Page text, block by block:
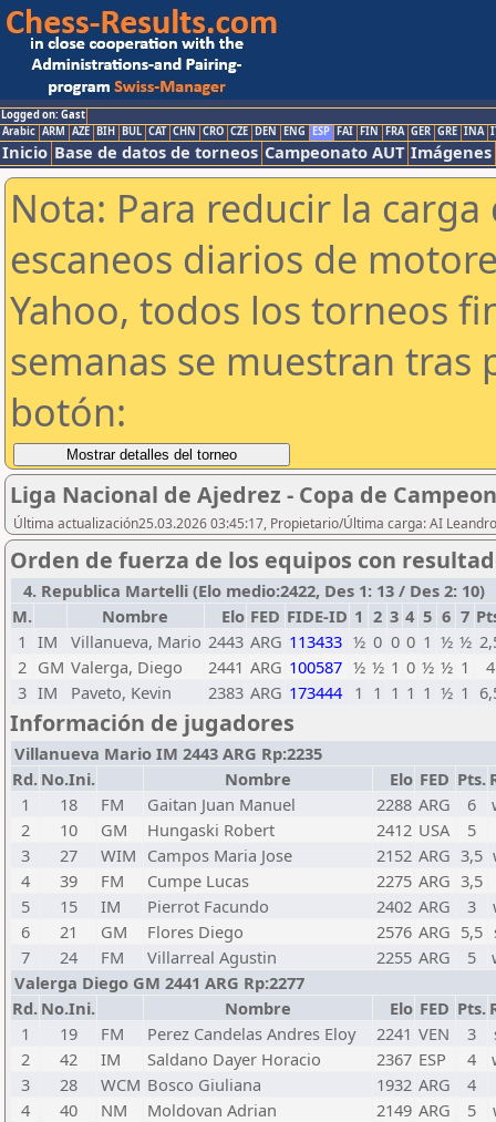
Logged on: Gast
Arabic ARM AZE BIH BUL CAT CHN CRO CZE DEN ENG ESP FAI FIN FRA GER GRE INA
Inicio Base de datos de torneos Campeonato AUT Imágenes
Nota: Para reducir la
escaneos diarios de
Yahoo, todos los torneos
semanas se muestran tras
botón:
Liga Nacional de Ajedrez - Copa de
Última actualización25.03.2026 03:45:17, Propietario/Última carga: AI
Orden de fuerza de los equipos con
4. Republica Martelli (Elo medio:2422, Des 1: 13 / Des 2: 10)
M.
Nombre Elo FED FIDE-ID 1 2 3 4 5 6 7
1 IM Villanueva, Mario 2443 ARG 113433 ½ 0 0 0 1 ½ ½
2 GM Valerga, Diego 2441 ARG 100587 ½ ½ 1 0 ½ ½ 1
4
3 IM Paveto, Kevin 2383 ARG 173444 1 1 1 1 1 ½ 1
Información de jugadores
Villanueva Mario IM 2443 ARG Rp:2235
Rd. No.Ini. Nombre Elo FED Pts.
1
18 FM Gaitan Juan Manuel 2288 ARG 6
2
10 GM Hungaski Robert 2412 USA
5
3
27 WIM Campos Maria Jose 2152 ARG 3,5
4
39 FM Cumpe Lucas 2275 ARG 3,5
5
15 IM Pierrot Facundo 2402 ARG 3
6
21 GM Flores Diego 2576 ARG 5,5
7
24 FM Villarreal Agustin 2255 ARG 5
Valerga Diego GM 2441 ARG Rp:2277
Rd. No.Ini. Nombre Elo FED Pts.
1
19 FM Perez Candelas Andres Eloy 2241 VEN 3
2
42 IM Saldano Dayer Horacio 2367 ESP 4
3
28 WCM Bosco Giuliana 1932 ARG
4
4
40 NM Moldovan Adrian 2149 ARG 5